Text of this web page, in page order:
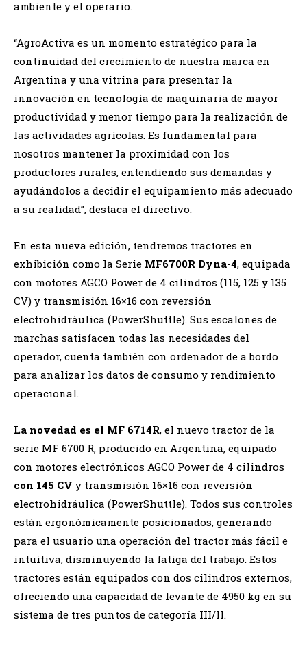
ambiente y el operario.
“AgroActiva es un momento estratégico para la
continuidad del crecimiento de nuestra marca en
Argentina y una vitrina para presentar la
innovación en tecnología de maquinaria de mayor
productividad y menor tiempo para la realización de
las actividades agrícolas. Es fundamental para
nosotros mantener la proximidad con los
productores rurales, entendiendo sus demandas y
ayudándolos a decidir el equipamiento más adecuado
a su realidad”, destaca el directivo.
En esta nueva edición, tendremos tractores en
exhibición como la Serie MF6700R Dyna-4, equipada
con motores AGCO Power de 4 cilindros (115, 125 y 135
CV) y transmisión 16×16 con reversión
electrohidráulica (PowerShuttle). Sus escalones de
marchas satisfacen todas las necesidades del
operador, cuenta también con ordenador de a bordo
para analizar los datos de consumo y rendimiento
operacional.
La novedad es el MF 6714R, el nuevo tractor de la
serie MF 6700 R, producido en Argentina, equipado
con motores electrónicos AGCO Power de 4 cilindros
con 145 CV y transmisión 16×16 con reversión
electrohidráulica (PowerShuttle). Todos sus controles
están ergonómicamente posicionados, generando
para el usuario una operación del tractor más fácil e
intuitiva, disminuyendo la fatiga del trabajo. Estos
tractores están equipados con dos cilindros externos,
ofreciendo una capacidad de levante de 4950 kg en su
sistema de tres puntos de categoría III/II.